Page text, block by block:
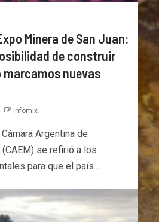
Minera de San Juan:
de construir
nuevas
Infomix
Argentina de
se refirió a los
para que el país...